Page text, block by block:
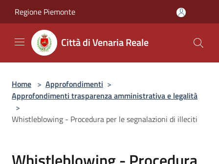
Regione Piemonte
Città di Venaria Reale
Home > Approfondimenti >
Approfondimenti trasparenza amministrativa e legalità
>
Whistleblowing - Procedura per le segnalazioni di illeciti